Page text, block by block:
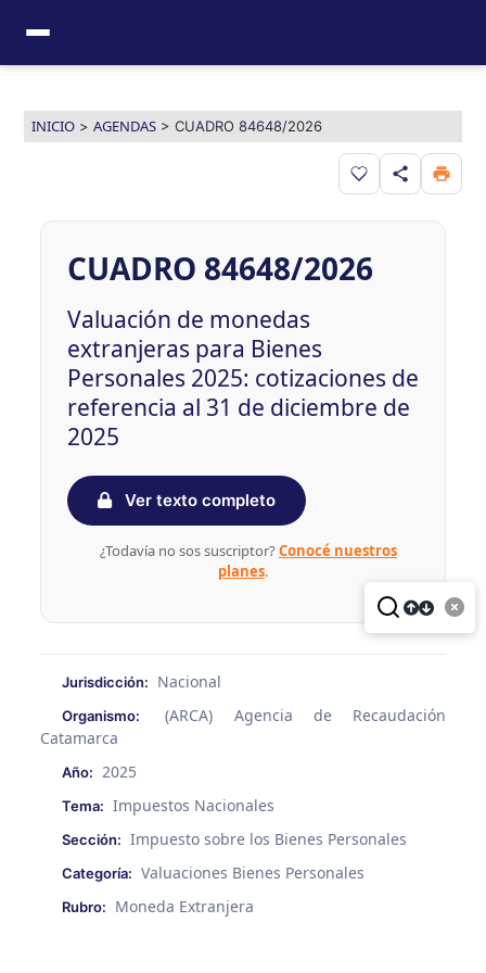
contenido
INICIO> AGENDAS> CUADRO 84648/2026
Guardar en
CUADRO 84648/2026
Valuación de monedas
extranjeras para Bienes
Personales 2025: cotizaciones de
referencia al 31 de diciembre de
2025
Ver texto completo
¿Todavía no sos suscriptor?Conocé nuestros
planes.
Jurisdicción: Nacional
Organismo:
(ARCA) Agencia de Recaudación
Catamarca
Año: 2025
Tema: Impuestos Nacionales
Sección: Impuesto sobre los Bienes Personales
Categoría: Valuaciones Bienes Personales
Rubro: Moneda Extranjera